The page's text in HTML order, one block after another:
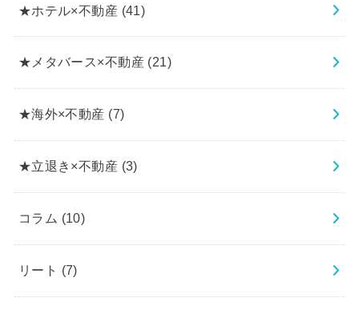
★ホテル×不動産 (41)
★メタバース×不動産 (21)
★海外×不動産 (7)
★立退き×不動産 (3)
コラム (10)
リート (7)